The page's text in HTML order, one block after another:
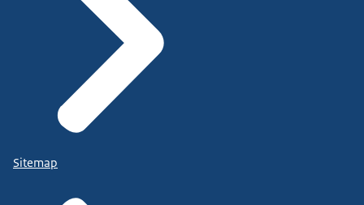
Sitemap